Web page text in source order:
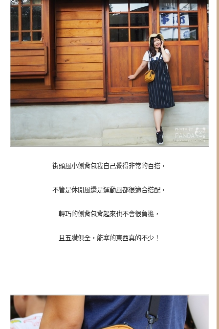
街頭風小側背包我自己覺得非常的百搭，
不管是休閒風還是運動風都很適合搭配，
輕巧的側背包背起來也不會很負擔，
且五臟俱全，能塞的東西真的不少！